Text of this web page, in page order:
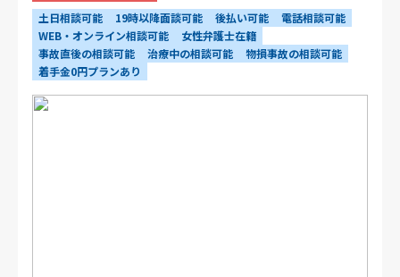
土日相談可能 19時以降面談可能 後払い可能
電話相談可能
WEB・オンライン相談可能
女性弁護士在籍
事故直後の相談可能
治療中の相談可能
物損事故の相談可能
着手金0円プランあり